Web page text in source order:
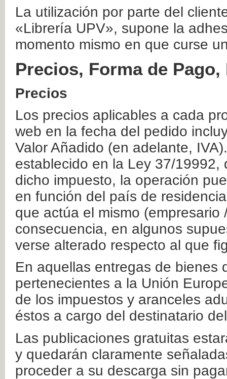
La utilización por parte del
«Librería UPV», supone la
momento mismo en que curse
Precios, Forma de
Precios
Los precios aplicables a cada
web en la fecha del pedido
Valor Añadido (en adelante,
establecido en la Ley 37/
dicho impuesto, la operación
en función del país de
que actúa el mismo
consecuencia, en algunos
verse alterado respecto al que
En aquellas entregas de bienes
pertenecientes a la Unión
de los impuestos y aranceles
éstos a cargo del destinatario
Las publicaciones gratuitas
y quedarán claramente
proceder a su descarga sin